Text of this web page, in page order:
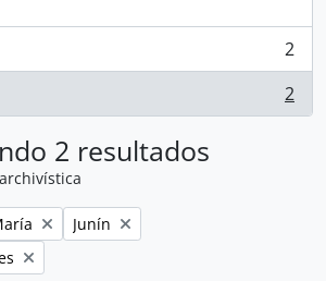
2
2
2 resultados
Remove filter:
Junín